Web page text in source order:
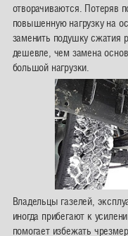
отворачиваются. Потеряв
повышенную нагрузку на
заменить подушку сжатия
дешевле, чем замена
большой нагрузки.
Владельцы газелей,
иногда прибегают к
помогает избежать